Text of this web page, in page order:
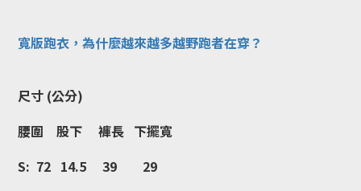
寬版跑衣，為什麼越來越多越野跑者在穿？
尺寸 (公分)
腰圍 股下 褲長 下擺寬
S: 72 14.5 39 29